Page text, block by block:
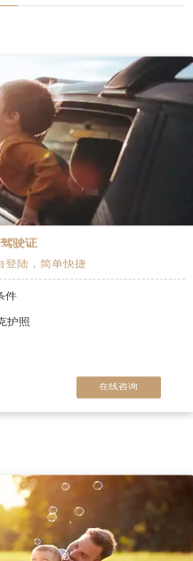
驶证
登陆，简单快捷
件
护照
在线咨询